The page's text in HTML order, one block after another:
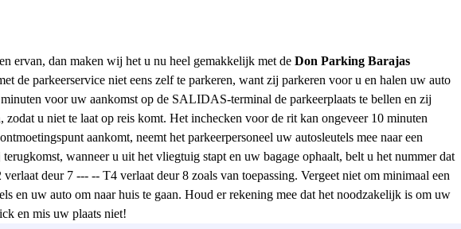
ervan, dan maken wij het u nu heel gemakkelijk met de Don Parking Barajas
de parkeerservice niet eens zelf te parkeren, want zij parkeren voor u en halen uw auto
voor uw aankomst op de SALIDAS-terminal de parkeerplaats te bellen en zij
u niet te laat op reis komt. Het inchecken voor de rit kan ongeveer 10 minuten
aankomt, neemt het parkeerpersoneel uw autosleutels mee naar een
wanneer u uit het vliegtuig stapt en uw bagage ophaalt, belt u het nummer dat
deur 7 --- -- T4 verlaat deur 8 zoals van toepassing. Vergeet niet om minimaal een
en uw auto om naar huis te gaan. Houd er rekening mee dat het noodzakelijk is om uw
en mis uw plaats niet!